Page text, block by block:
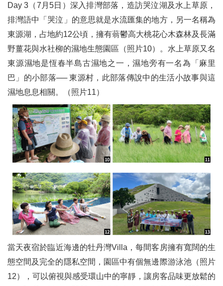
Day 3（7月5日）深入排灣部落，造訪哭泣湖及水上草原，
排灣語中「哭泣」的意思就是水流匯集的地方，另一名稱為
東源湖，占地約12公頃，擁有蓊鬱高大桃花心木森林及長滿
野薑花與水社柳的濕地生態園區（照片10）。水上草原又名
東源濕地是恆春半島古濕地之一，濕地旁有一名為「麻里
巴」的小部落── 東源村，此部落傳說中的生活小故事與這
濕地息息相關。（照片11）
當天夜宿於臨近海邊的牡丹灣Villa，每間客房擁有寬闊的生
態空間及完全的隱私空間，園區中有個無邊際游泳池（照片
12），可以俯視與感受環山中的寧靜，讓房客品味更放鬆的